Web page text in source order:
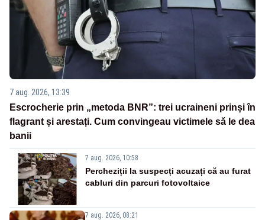
7 aug. 2026, 13:39
Escrocherie prin „metoda BNR”: trei ucraineni prinși în
flagrant și arestați. Cum convingeau victimele să le dea
banii
7 aug. 2026, 10:58
Percheziții la suspecți acuzați că au furat
cabluri din parcuri fotovoltaice
7 aug. 2026, 08:21